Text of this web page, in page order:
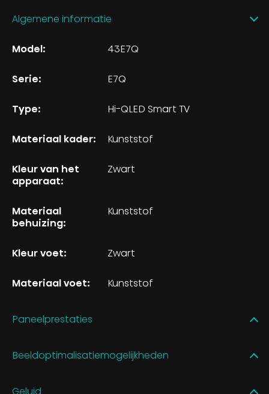
Algemene informatie
Model: 43E7Q
Serie: E7Q
Type: Hi-QLED Smart TV
Materiaal kader: Kunststof
Kleur van het
apparaat:
Zwart
Materiaal
behuizing:
Kunststof
Kleur voet: Zwart
Materiaal voet: Kunststof
Paneelprestaties
Beeldoptimalisatiemogelijkheden